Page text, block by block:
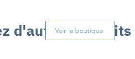
d'autres produits
Voir la boutique